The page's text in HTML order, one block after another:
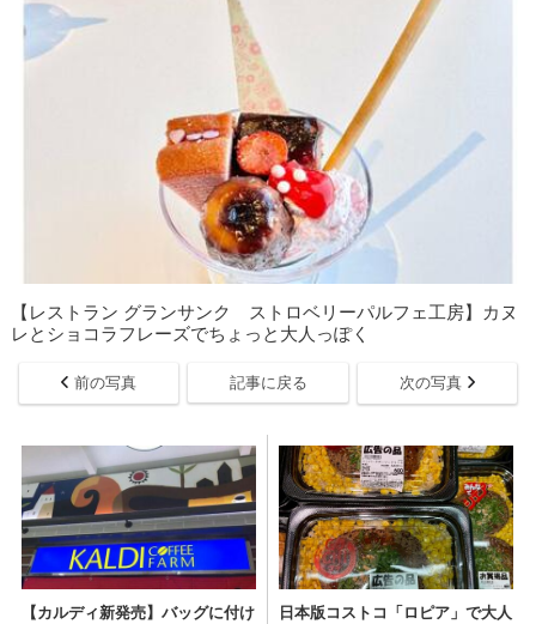
【レストラン グランサンク ストロベリーパルフェ工房】カヌ
レとショコラフレーズでちょっと大人っぽく
前の写真 記事に戻る 次の写真